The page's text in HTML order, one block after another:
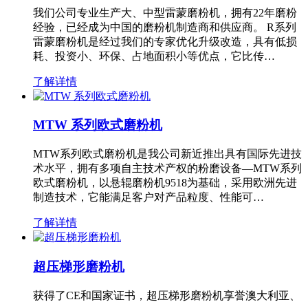
我们公司专业生产大、中型雷蒙磨粉机，拥有22年磨粉
经验，已经成为中国的磨粉机制造商和供应商。 R系列
雷蒙磨粉机是经过我们的专家优化升级改造，具有低损
耗、投资小、环保、占地面积小等优点，它比传…
了解详情
MTW 系列欧式磨粉机
MTW系列欧式磨粉机是我公司新近推出具有国际先进技
术水平，拥有多项自主技术产权的粉磨设备—MTW系列
欧式磨粉机，以悬辊磨粉机9518为基础，采用欧洲先进
制造技术，它能满足客户对产品粒度、性能可…
了解详情
超压梯形磨粉机
获得了CE和国家证书，超压梯形磨粉机享誉澳大利亚、